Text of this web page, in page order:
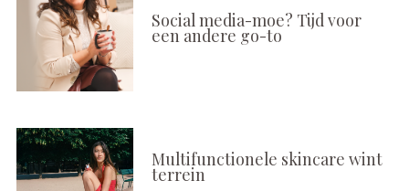
Social media-moe? Tijd voor
een andere go-to
Multifunctionele skincare wint
terrein